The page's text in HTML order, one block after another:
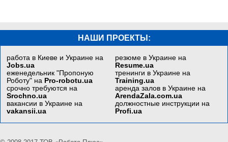
НАШИ ПРОЕКТЫ:
работа в Киеве и Украине на
Jobs.ua
еженедельник "Пропоную
Роботу" на Pro-robotu.ua
срочно требуются на
Srochno.ua
вакансии в Украине на
vakansii.ua
резюме в Украине на
Resume.ua
тренинги в Украине на
Training.ua
аренда залов в Украине на
ArendaZala.com.ua
должностные инструкции на
Profi.ua